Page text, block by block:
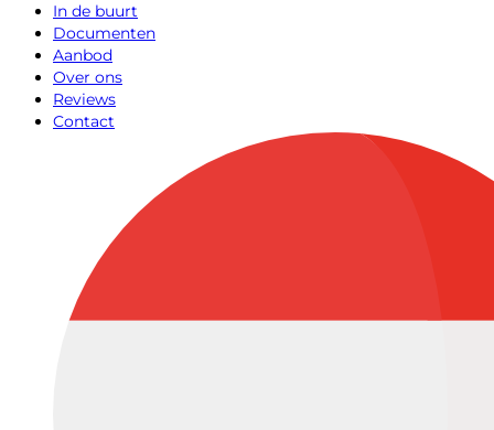
In de buurt
Documenten
Aanbod
Over ons
Reviews
Contact